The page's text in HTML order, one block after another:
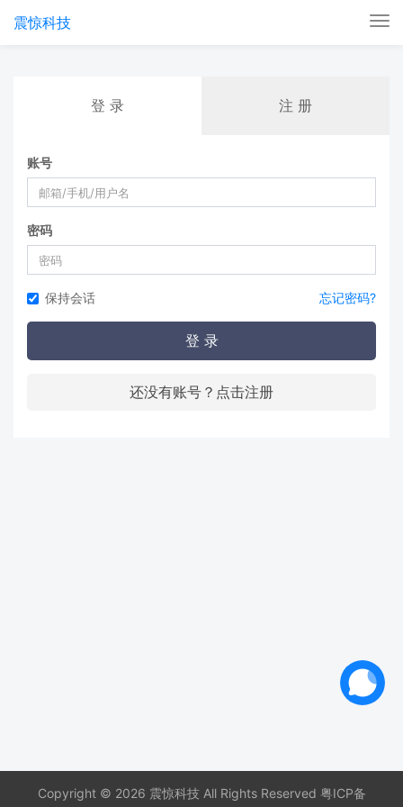
震惊科技
登 录 注 册
账号
密码
保持会话 忘记密码?
登 录
还没有账号？点击注册
Copyright © 2026 震惊科技 All Rights Reserved 粤ICP备